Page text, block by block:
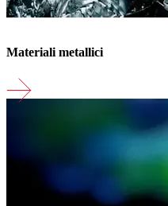
Materiali metallici